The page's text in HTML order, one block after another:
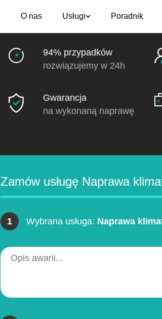
O nas Usługi Poradnik
94% przypadków
rozwiązujemy w 24h
Gwarancja
na wykonaną naprawę
Zamów usługę Naprawa
1 Wybrana usługa: Naprawa